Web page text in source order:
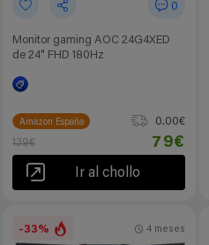
0
Monitor gaming AOC 24G4XED
de 24" FHD 180Hz
Amazon España
0.00€
139€
79€
Ir al chollo
-33% 4 meses